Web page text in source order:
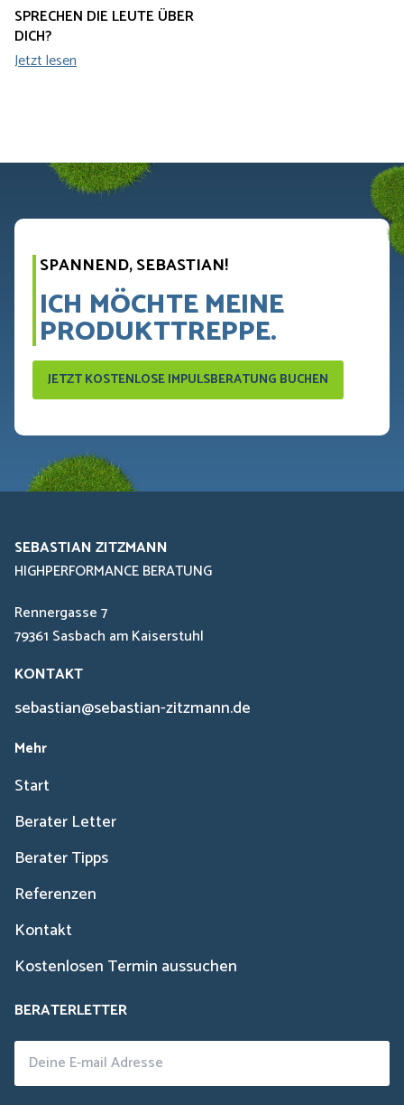
SPRECHEN DIE LEUTE ÜBER
DICH?
Jetzt lesen
SPANNEND, SEBASTIAN!
ICH MÖCHTE MEINE
PRODUKTTREPPE.
JETZT KOSTENLOSE IMPULSBERATUNG BUCHEN
SEBASTIAN ZITZMANN
HIGHPERFORMANCE BERATUNG
Rennergasse 7
79361 Sasbach am Kaiserstuhl
KONTAKT
sebastian@sebastian-zitzmann.de
Mehr
Start
Berater Letter
Berater Tipps
Referenzen
Kontakt
Kostenlosen Termin aussuchen
BERATERLETTER